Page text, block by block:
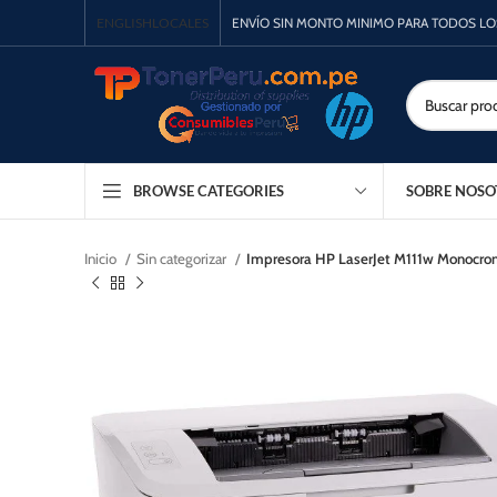
ENGLISHLOCALES ENVÍO SIN MONTO MINIMO PARA TODOS
BROWSE CATEGORIES SOBRE
Inicio Sin categorizar Impresora HP LaserJet M111w